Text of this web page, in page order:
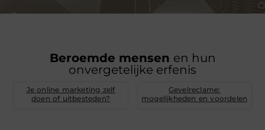
Beroemde mensen en hun
onvergetelijke erfenis
Je online marketing zelf
doen of uitbesteden?
Gevelreclame:
mogelijkheden en voordelen